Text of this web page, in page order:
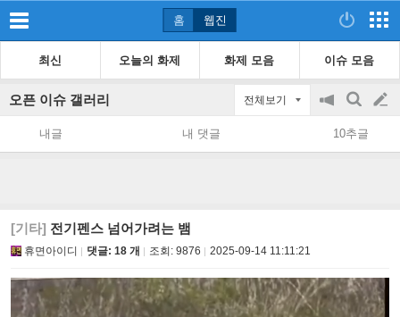
홈 웹진
최신 오늘의 화제 화제 모음 이슈 모음
오픈 이슈 갤러리 전체보기
공
지
on/off
검
색
글
쓰
내글 내 댓글 10추글
[기타] 전기펜스 넘어가려는 뱀
휴면아이디 댓글: 18 개 조회: 9876 2025-09-14 11:11:21